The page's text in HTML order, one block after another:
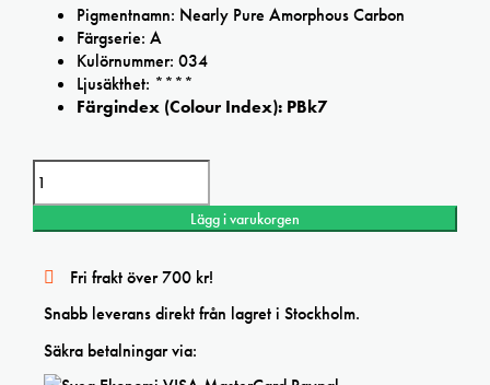
Pigmentnamn: Nearly Pure Amorphous Carbon
Färgserie: A
Kulörnummer: 034
Ljusäkthet: ****
Färgindex (Colour Index): PBk7
Lägg i varukorgen
Fri frakt över 700 kr!
Snabb leverans direkt från lagret i Stockholm.
Säkra betalningar via: